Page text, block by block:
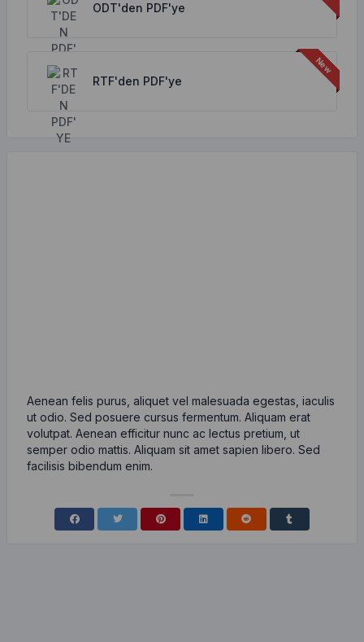
ODT'den PDF'ye
RTF'den PDF'ye
Aenean felis purus, aliquet vel malesuada egestas, iaculis
ut odio. Sed posuere cursus fermentum. Aliquam erat
volutpat. Aenean efficitur nunc ac lectus pretium, ut
semper odio mattis. Aliquam sit amet sapien libero. Sed
facilisis bibendum enim.